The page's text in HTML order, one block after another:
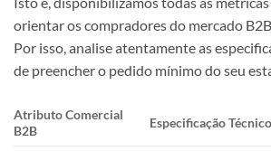
orientar os compradores do mercado
Por isso, analise atentamente as
de preencher o pedido mínimo do seu
Atributo Comercial
B2B
Especificação